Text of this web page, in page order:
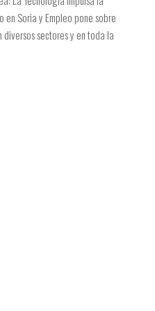
en Soria y Empleo pone sobre
sectores y en toda la